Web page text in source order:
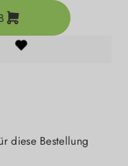
diese Bestellung